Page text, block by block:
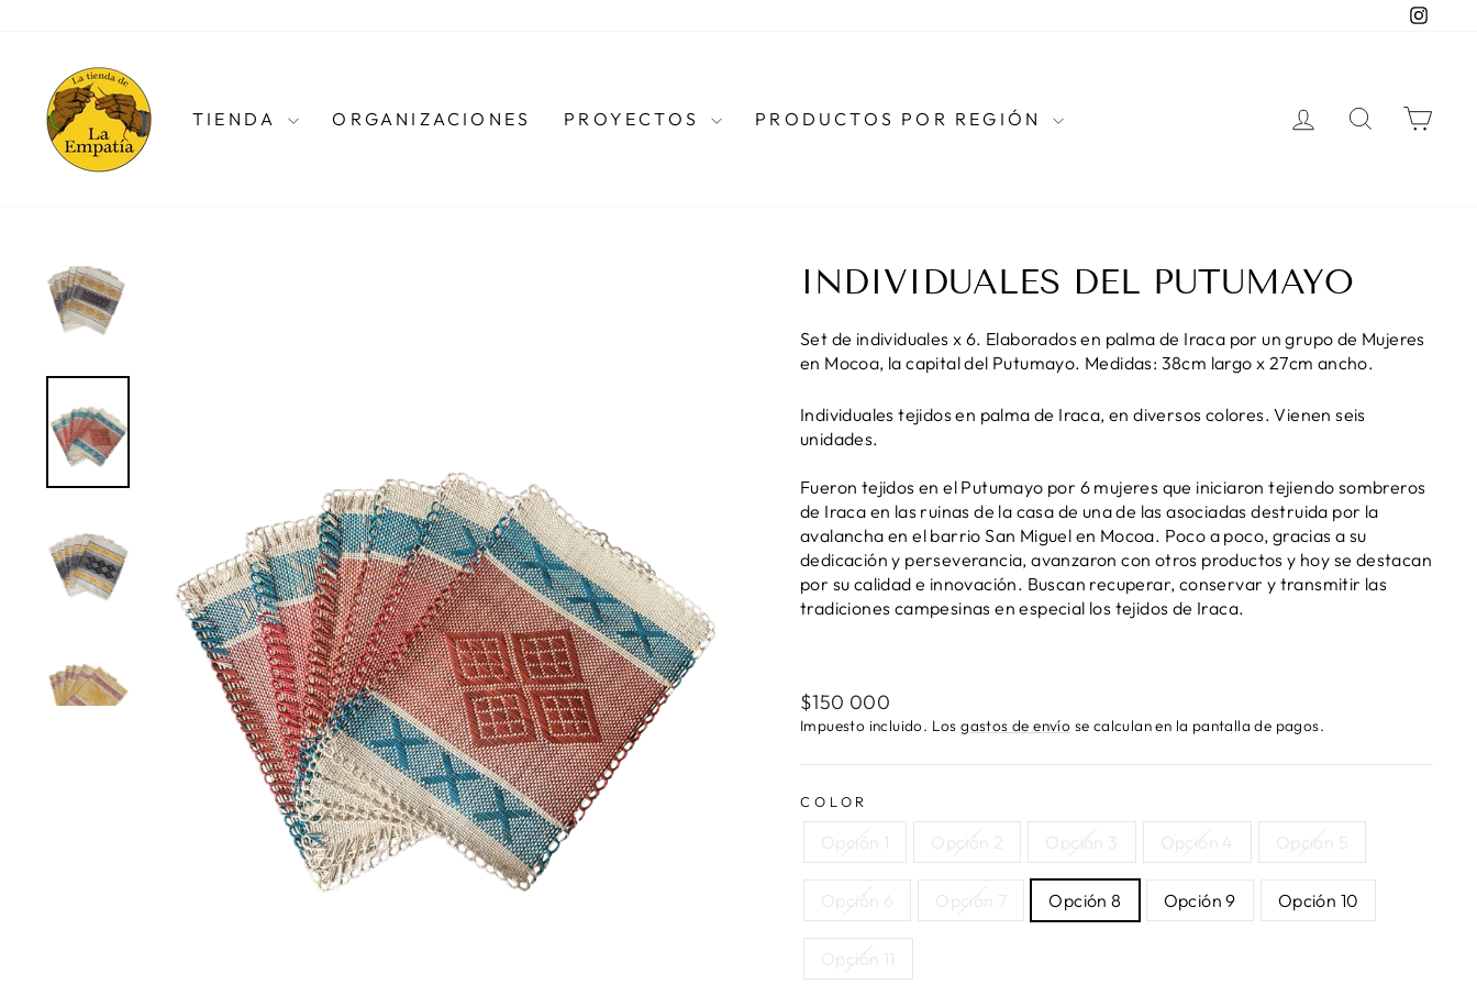
contenido
TIENDA ORGANIZACIONES PROYECTOS PRODUCTOS POR REGIÓN INGRESAR
BUSCAR
INDIVIDUALES DEL PUTUMAYO
Set de individuales x 6. Elaborados en palma de Iraca por un grupo de Mujeres
en Mocoa, la capital del Putumayo. Medidas: 38cm largo x 27cm ancho.
Individuales tejidos en palma de Iraca, en diversos colores. Vienen seis
unidades.
Fueron tejidos en el Putumayo por 6 mujeres que iniciaron tejiendo sombreros
de Iraca en las ruinas de la casa de una de las asociadas destruida por la
avalancha en el barrio San Miguel en Mocoa. Poco a poco, gracias a su
dedicación y perseverancia, avanzaron con otros productos y hoy se destacan
por su calidad e innovación. Buscan recuperar, conservar y transmitir las
tradiciones campesinas en especial los tejidos de Iraca.
Precio
habitual
$150 000
Impuesto incluido. Losgastos de envío se calculan en la pantalla de pagos.
COLOR
Opción 1 Opción 2 Opción 3 Opción 4 Opción 5
Opción 6 Opción 7 Opción 8 Opción 9 Opción 10
Opción 11